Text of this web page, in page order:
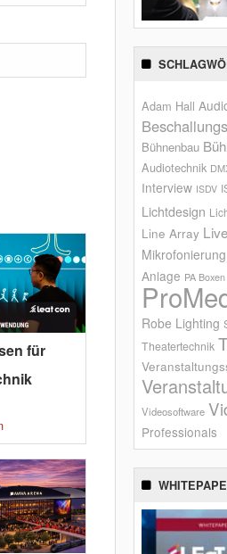
für
Adam Hall
Bühnenbau
Audiotechnik
Interview ISDV
Lichtdesign
Line Array
Mikrofonierung
Anlage PA Boxen
Robe Lighting
Theatertechnik
Videosoftware
Professionals